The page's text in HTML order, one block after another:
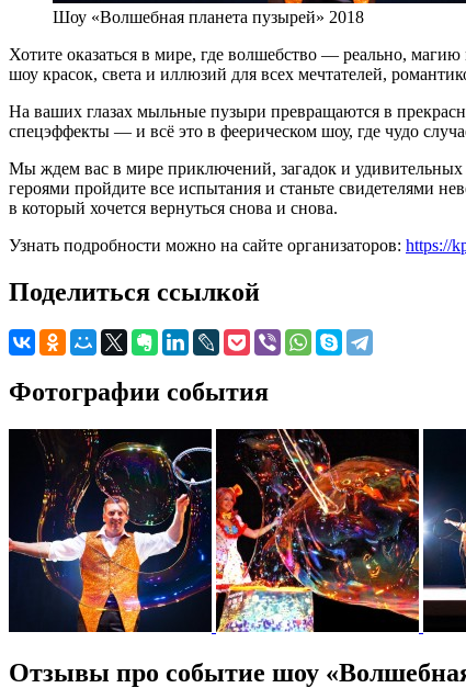
Шоу «Волшебная планета пузырей» 2018
Хотите оказаться в мире, где волшебство — реально,
шоу красок, света и иллюзий для всех мечтателей,
На ваших глазах мыльные пузыри превращаются в
спецэффекты — и всё это в феерическом шоу, где чудо
Мы ждем вас в мире приключений, загадок и
героями пройдите все испытания и станьте свидетелями
в который хочется вернуться снова и снова.
Узнать подробности можно на сайте организаторов: https://
Поделиться ссылкой
Фотографии события
Отзывы про событие шоу